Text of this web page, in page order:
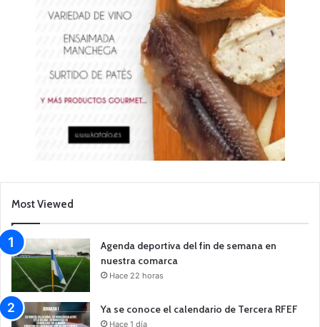
Most Viewed
Agenda deportiva del fin de semana en
nuestra comarca
Hace 22 horas
Ya se conoce el calendario de Tercera RFEF
Hace 1 día